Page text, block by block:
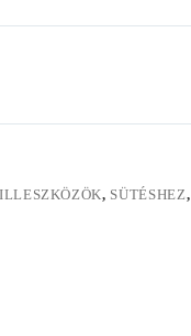
, SÜTÉSHEZ,